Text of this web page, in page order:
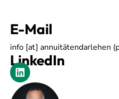
E-Mail
info [at] annuitätendarlehen
LinkedIn